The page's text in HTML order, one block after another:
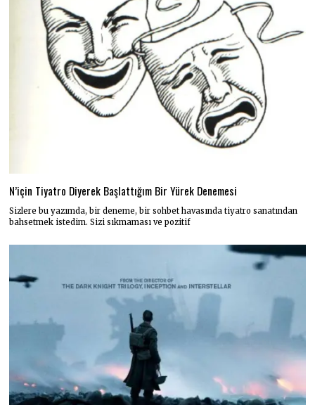
N’için Tiyatro Diyerek Başlattığım Bir Yürek Denemesi
Sizlere bu yazımda, bir deneme, bir sohbet havasında tiyatro sanatından
bahsetmek istedim. Sizi sıkmaması ve pozitif